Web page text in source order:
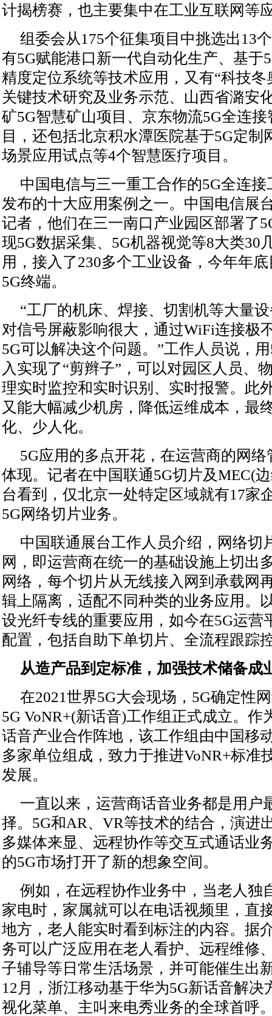
计揭榜赛，也主要集中在工业互联网等
组委会从175个征集项目中挑选出13
有5G赋能港口新一代自动化生产、基于
精度定位系统等技术应用，又有“科技冬
关键技术研究及业务示范、山西省潞安
矿5G智慧矿山项目、京东物流5G全连
目，还包括北京积水潭医院基于5G定制
场景应用试点等4个智慧医疗项目。
中国电信与三一重工合作的5G全连
发布的十大应用案例之一。中国电信展
记者，他们在三一南口产业园区部署了
现5G数据采集、5G机器视觉等8大类30
用，接入了230多个工业设备，今年年
5G终端。
“工厂的机床、焊接、切割机等大量
对信号屏蔽影响很大，通过WiFi连接极
5G可以解决这个问题。”工作人员说，
入实现了“剪辫子”，可以对园区人员、
理实时监控和实时识别、实时报警。此
又能大幅减少机房，降低运维成本，最
化、少人化。
5G应用的多点开花，在运营商的网
体现。记者在中国联通5G切片及MEC(
台看到，仅北京一处特定区域就有17家
5G网络切片业务。
中国联通展台工作人员介绍，网络切
网，即运营商在统一的基础设施上切出
网络，每个切片从无线接入网到承载网
辑上隔离，适配不同种类的业务应用。
设光纤专线的重要应用，如今在5G运营
配置，包括自助下单切片、全流程跟踪
从造产品到定标准，加强技术储备成
在2021世界5G大会现场，5G确定性
5G VoNR+(新话音)工作组正式成立。作
话音产业合作阵地，该工作组由中国移
多家单位组成，致力于推进VoNR+标准
发展。
一直以来，运营商话音业务都是用户
择。5G和AR、VR等技术的结合，演进
多媒体来显、远程协作等交互式通话业
的5G市场打开了新的想象空间。
例如，在远程协作业务中，当老人独
家电时，家属就可以在电话视频里，直
地方，老人能实时看到标注的内容。据
务可以广泛应用在老人看护、远程维修
子辅导等日常生活场景，并可能催生出
12月，浙江移动基于华为5G新话音解决
视化菜单、主叫来电秀业务的全球首呼